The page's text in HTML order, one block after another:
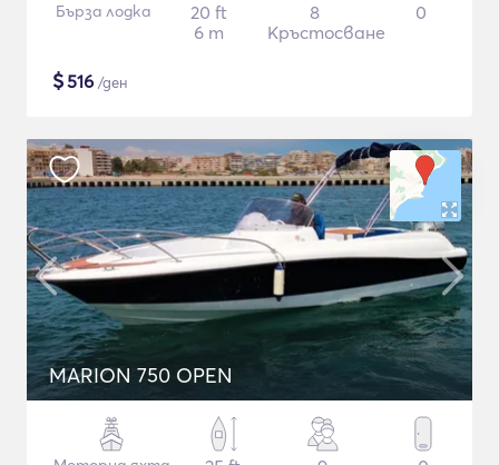
Бърза лодка
20 ft
6 m
8
Кръстосване
0
$516 /ден
MARION 750 OPEN